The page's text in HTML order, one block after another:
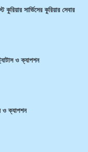
কুরিয়ার সার্ভিসের কুরিয়ার সেবার
ও ক্যাপশন
ও ক্যাপশন